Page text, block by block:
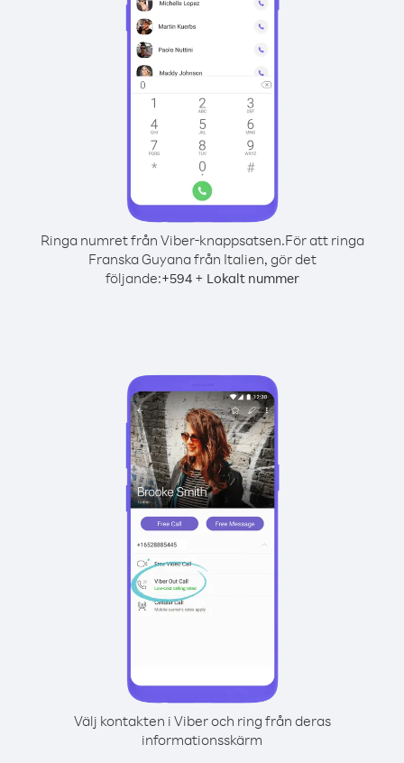
Ringa numret från Viber-knappsatsen.För att ringa
Franska Guyana från Italien, gör det
följande:+594+ Lokalt nummer
Välj kontakten i Viber och ring från deras
informationsskärm